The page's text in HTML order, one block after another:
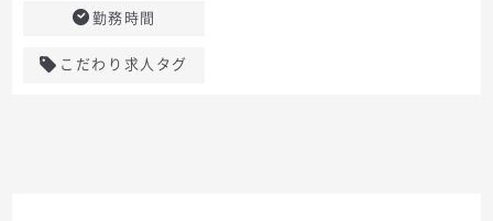
勤務時間
こだわり求人タグ